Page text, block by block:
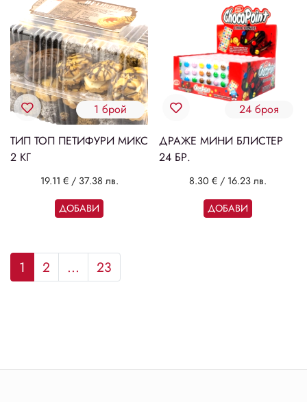
1 брой
ТИП ТОП ПЕТИФУРИ МИКС
2 КГ
19.11 €/ 37.38 лв.
ДОБАВИ
24 броя
ДРАЖЕ МИНИ БЛИСТЕР
24 БР.
8.30 € / 16.23 лв.
ДОБАВИ
1 2 ... 23